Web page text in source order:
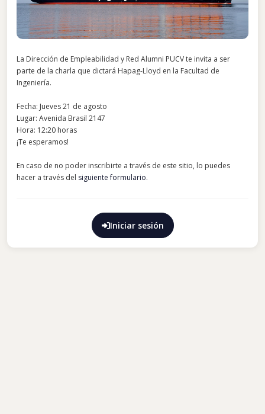
La Dirección de Empleabilidad y Red Alumni PUCV te invita a ser
parte de la charla que dictará Hapag-Lloyd en la Facultad de
Ingeniería.
Fecha: Jueves 21 de agosto
Lugar: Avenida Brasil 2147
Hora: 12:20 horas
¡Te esperamos!
En caso de no poder inscribirte a través de este sitio, lo puedes
hacer a través del siguiente formulario.
Iniciar sesión